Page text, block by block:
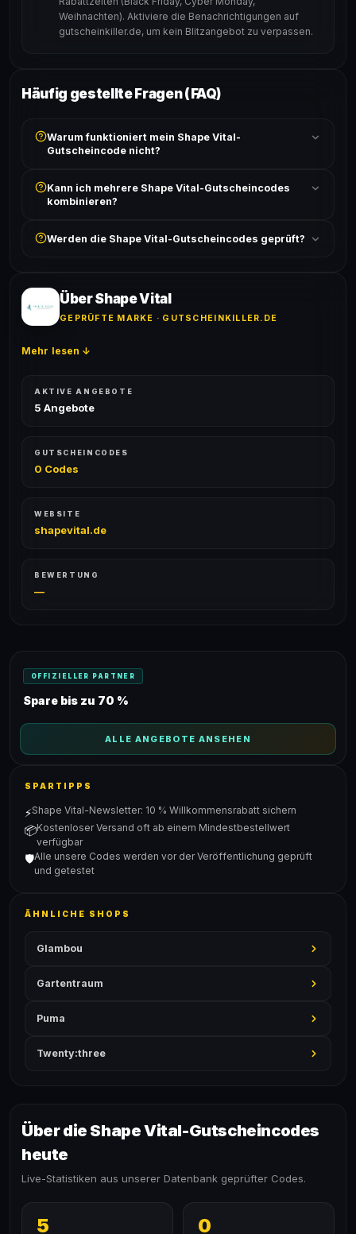
Weihnachten). Aktiviere die Benachrichtigungen auf
gutscheinkiller.de, um kein Blitzangebot zu verpassen.
Häufig gestellte Fragen (FAQ)
Warum funktioniert mein Shape Vital-
Gutscheincode nicht?
ist und ob der Code nicht für bereits reduzierte Artikel
gilt. Alle Bedingungen findest du unter „Details".
Kann ich mehrere Shape Vital-Gutscheincodes
kombinieren?
akzeptiert. Die Kombination mehrerer Codes ist meist
Werden die Shape Vital-Gutscheincodes geprüft?
Erfolgsquote wird bei jedem Angebot angezeigt.
Über Shape Vital
GEPRÜFTE MARKE · GUTSCHEINKILLER.DE
Mehr lesen ↓
AKTIVE ANGEBOTE
5 Angebote
GUTSCHEINCODES
0 Codes
WEBSITE
shapevital.de
BEWERTUNG
—
OFFIZIELLER PARTNER
Spare bis zu 70 %
ALLE ANGEBOTE ANSEHEN
SPARTIPPS
⚡Shape Vital-Newsletter: 10 % Willkommensrabatt sichern
📦Kostenloser Versand oft ab einem Mindestbestellwert
verfügbar
🛡️Alle unsere Codes werden vor der Veröffentlichung geprüft
und getestet
ÄHNLICHE SHOPS
Glambou
Gartentraum
Puma
Twenty:three
Über die Shape Vital-Gutscheincodes
heute
Live-Statistiken aus unserer Datenbank geprüfter Codes.
5 0